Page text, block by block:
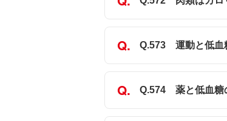
Q.573 運動と低血
Q.574 薬と低血糖